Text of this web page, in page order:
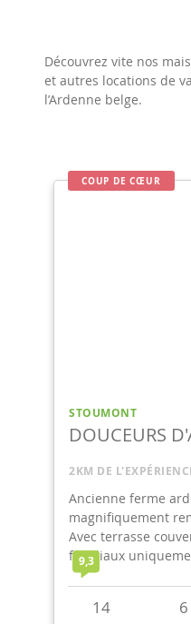
Découvrez vite nos
et autres locations de
l’Ardenne belge.
COUP DE CŒUR
STOUMONT
DOUCEURS
2KM DE
Ancienne ferme
magnifiquement
Avec terrasse
familiaux
9,3
14 6